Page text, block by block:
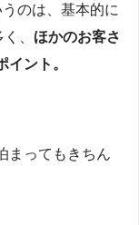
のは、基本的に
、 ほかのお客さ
ント。
まってもきちん